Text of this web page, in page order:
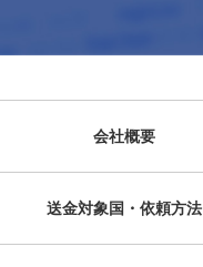
会社概要
送金対象国・依頼方法